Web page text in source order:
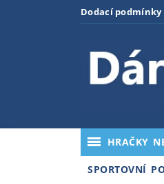
Dodací podmínky
HRAČKY
SPORTOVNÍ